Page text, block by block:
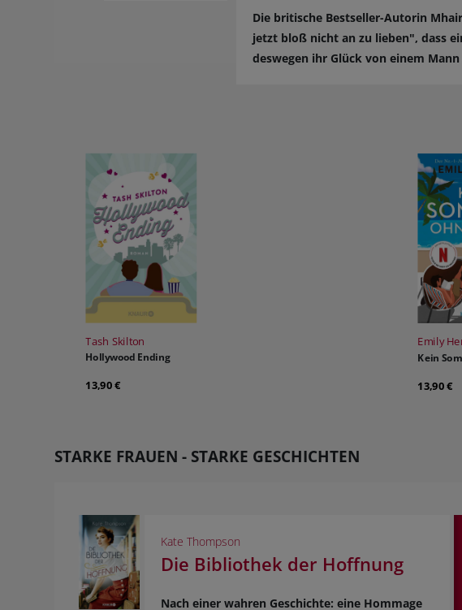
Die britische Bestseller-Autorin
jetzt bloß nicht an zu lieben", dass
deswegen ihr Glück von einem
Tash Skilton
Hollywood Ending
13,90 €
Emily
Kein
13,90 €
STARKE FRAUEN - STARKE GESCHICHTEN
Kate Thompson
Die Bibliothek der Hoffnung
Nach einer wahren Geschichte: eine Hommage